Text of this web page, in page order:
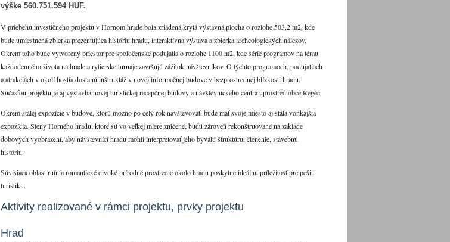
výške 560.751.594 HUF.
V priebehu investičného projektu v Hornom hrade bola zriadená krytá výstavná plocha o rozlohe 503,2 m2, kde
bude umiestnená zbierka prezentujúca históriu hradu, interaktívna výstava a zbierka archeologických nálezov.
Okrem toho bude vytvorený priestor pre spoločenské podujatia o rozlohe 1100 m2, kde série programov na tému
každodenného života na hrade a rytierske turnaje završujú zážitok návštevníkov. O týchto programoch, podujatiach
a atrakciách v okolí hostia dostanú inštruktáž v novej informačnej budove v bezprostrednej blízkosti hradu.
Súčasťou projektu je aj výstavba novej turistickej recepčnej budovy a návštevníckeho centra uprostred obce Regéc.
Okrem stálej expozície v budove, ktorú možno po celý rok navštevovať, bude mať svoje miesto aj stála vonkajšia
expozícia. Steny Horného hradu, ktoré sú vo veľkej miere zničené, budú zároveň rekonštruované na základe
dobových vyobrazení, aby návštevníci hradu mohli interpretovať jeho bývalú štruktúru, členenie, stavebnú
históriu.
Súvisiaca oblasť ruín a romantické divoké prírodné prostredie okolo hradu poskytne ideálnu príležitosť pre pešiu
turistiku.
Aktivity realizované v rámci projektu, prvky projektu
Hrad